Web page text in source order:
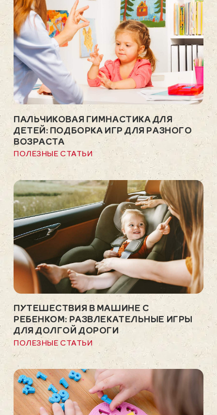
ПАЛЬЧИКОВАЯ ГИМНАСТИКА ДЛЯ
ДЕТЕЙ: ПОДБОРКА ИГР ДЛЯ РАЗНОГО
ВОЗРАСТА
ПОЛЕЗНЫЕ СТАТЬИ
ПУТЕШЕСТВИЯ В МАШИНЕ С
РЕБЕНКОМ: РАЗВЛЕКАТЕЛЬНЫЕ ИГРЫ
ДЛЯ ДОЛГОЙ ДОРОГИ
ПОЛЕЗНЫЕ СТАТЬИ